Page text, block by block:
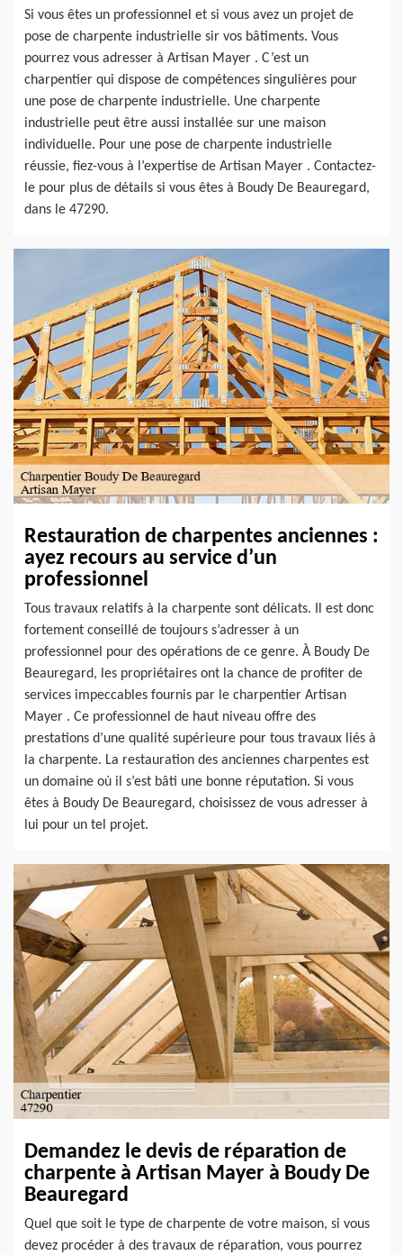
Si vous êtes un professionnel et si vous avez un projet de
pose de charpente industrielle sir vos bâtiments. Vous
pourrez vous adresser à Artisan Mayer . C’est un
charpentier qui dispose de compétences singulières pour
une pose de charpente industrielle. Une charpente
industrielle peut être aussi installée sur une maison
individuelle. Pour une pose de charpente industrielle
réussie, fiez-vous à l’expertise de Artisan Mayer . Contactez-
le pour plus de détails si vous êtes à Boudy De Beauregard,
dans le 47290.
Restauration de charpentes anciennes :
ayez recours au service d’un
professionnel
Tous travaux relatifs à la charpente sont délicats. Il est donc
fortement conseillé de toujours s’adresser à un
professionnel pour des opérations de ce genre. À Boudy De
Beauregard, les propriétaires ont la chance de profiter de
services impeccables fournis par le charpentier Artisan
Mayer . Ce professionnel de haut niveau offre des
prestations d’une qualité supérieure pour tous travaux liés à
la charpente. La restauration des anciennes charpentes est
un domaine où il s’est bâti une bonne réputation. Si vous
êtes à Boudy De Beauregard, choisissez de vous adresser à
lui pour un tel projet.
Demandez le devis de réparation de
charpente à Artisan Mayer à Boudy De
Beauregard
Quel que soit le type de charpente de votre maison, si vous
devez procéder à des travaux de réparation, vous pourrez